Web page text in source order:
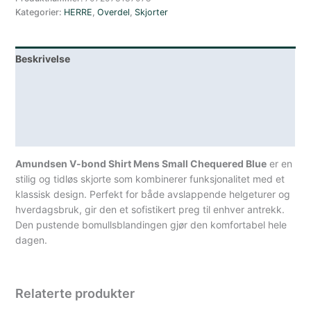
Herre
antall
Kategorier: HERRE,Overdel, Skjorter
Beskrivelse
Amundsen V-bond Shirt Mens Small Chequered Blue er en
stilig og tidløs skjorte som kombinerer funksjonalitet med et
klassisk design. Perfekt for både avslappende helgeturer og
hverdagsbruk, gir den et sofistikert preg til enhver antrekk.
Den pustende bomullsblandingen gjør den komfortabel hele
dagen.
Relaterte produkter